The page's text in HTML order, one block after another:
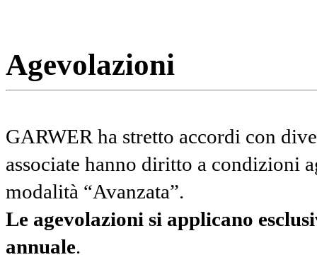
Agevolazioni
GARWER ha stretto accordi con
associate hanno diritto a condizioni
modalità “Avanzata”.
Le agevolazioni si applicano
annuale.